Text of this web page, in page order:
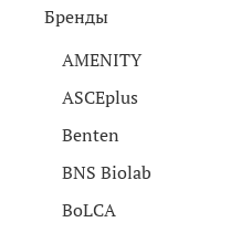
Бренды
AMENITY
ASCEplus
Benten
BNS Biolab
BoLCA